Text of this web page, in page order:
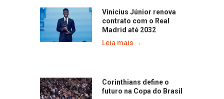
Vinicius Júnior renova
contrato com o Real
Madrid até 2032
Leia mais →
Corinthians define o
futuro na Copa do Brasil